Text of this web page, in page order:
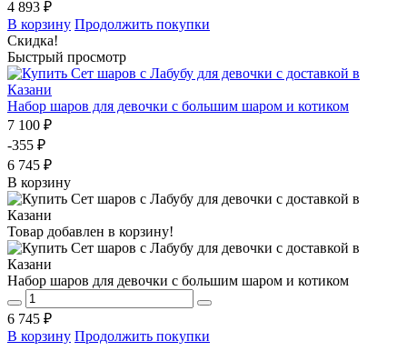
4 893 ₽
В корзину Продолжить покупки
Скидка!
Быстрый просмотр
Набор шаров для девочки с большим шаром и котиком
7 100 ₽
-355 ₽
6 745 ₽
В корзину
Товар добавлен в корзину!
Набор шаров для девочки с большим шаром и котиком
6 745 ₽
В корзину Продолжить покупки